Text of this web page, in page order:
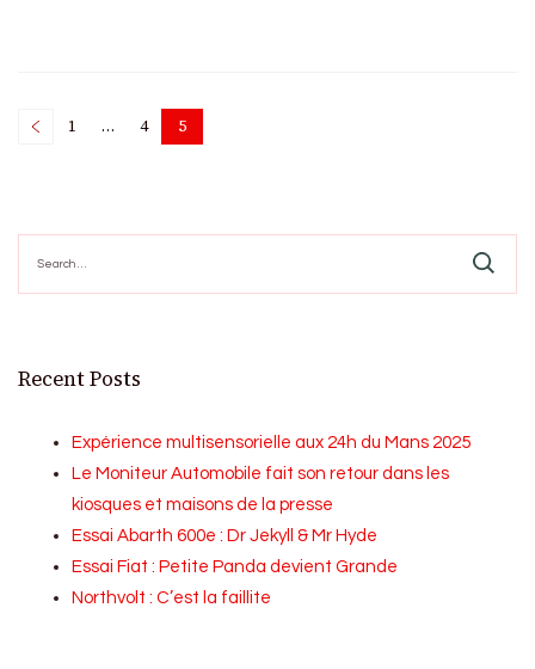
Posts
Page
1 … Page
4 Page
5
for:
Recent Posts
Expérience multisensorielle aux 24h du Mans 2025
Le Moniteur Automobile fait son retour dans les
kiosques et maisons de la presse
Essai Abarth 600e : Dr Jekyll & Mr Hyde
Essai Fiat : Petite Panda devient Grande
Northvolt : C’est la faillite